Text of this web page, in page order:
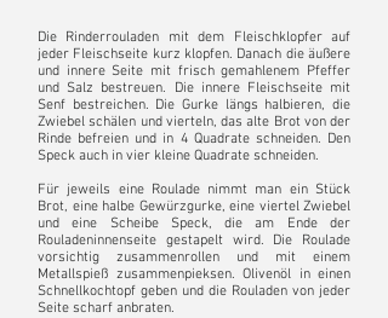
Die Rinderrouladen mit dem Fleischklopfer auf
jeder Fleischseite kurz klopfen. Danach die äußere
und innere Seite mit frisch gemahlenem Pfeffer
und Salz bestreuen. Die innere Fleischseite mit
Senf bestreichen. Die Gurke längs halbieren, die
Zwiebel schälen und vierteln, das alte Brot von der
Rinde befreien und in 4 Quadrate schneiden. Den
Speck auch in vier kleine Quadrate schneiden.
Für jeweils eine Roulade nimmt man ein Stück
Brot, eine halbe Gewürzgurke, eine viertel Zwiebel
und eine Scheibe Speck, die am Ende der
Rouladeninnenseite gestapelt wird. Die Roulade
vorsichtig zusammenrollen und mit einem
Metallspieß zusammenpieksen. Olivenöl in einen
Schnellkochtopf geben und die Rouladen von jeder
Seite scharf anbraten.